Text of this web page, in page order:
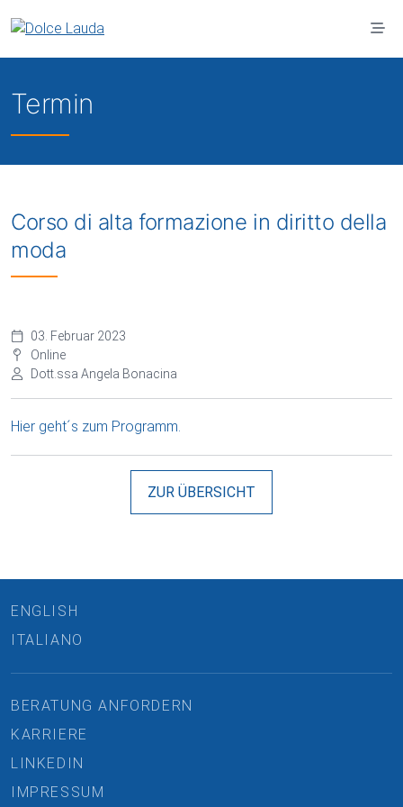
Termin
Corso di alta formazione in diritto della
moda
03. Februar 2023
Online
Dott.ssa Angela Bonacina
Hier geht´s zum Programm.
ZUR ÜBERSICHT
ENGLISH
ITALIANO
BERATUNG ANFORDERN
KARRIERE
LINKEDIN
IMPRESSUM